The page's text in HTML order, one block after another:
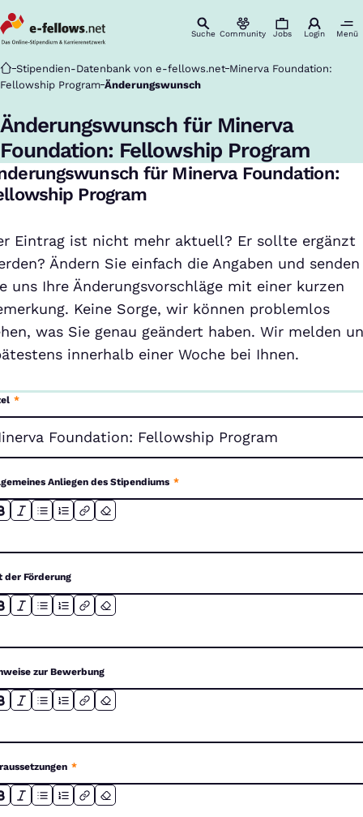
Suche Community Jobs Login Menü
Startseite
Stipendien-Datenbank von e-fellows.net Minerva Foundation:
Fellowship Program Änderungswunsch
Änderungswunsch für Minerva
Foundation: Fellowship Program
für Minerva Foundation:
Program
Eintrag ist nicht mehr aktuell? Er sollte ergänzt
Ändern Sie einfach die Angaben und senden
uns Ihre Änderungsvorschläge mit einer kurzen
Keine Sorge, wir können problemlos
was Sie genau geändert haben. Wir melden
innerhalb einer Woche bei Ihnen.
*
Anliegen des Stipendiums *
der Förderung
zur Bewerbung
*